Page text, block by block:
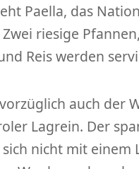
Paella, das
riesige
Reis werden
auch der
Lagrein. Der
nicht mit